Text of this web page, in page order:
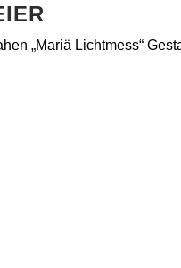
„Mariä Lichtmess“